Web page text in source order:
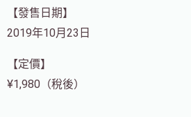
【發售日期】
2019年10月23日
【定價】
¥1,980（稅後）